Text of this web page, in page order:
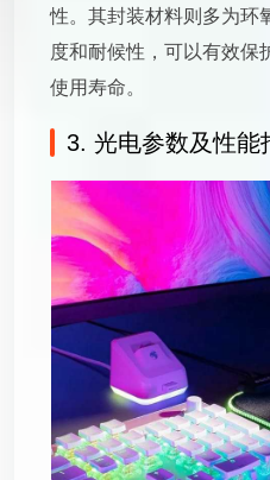
性。其封装材料则多为环
度和耐候性，可以有效保
使用寿命。
3. 光电参数及性能